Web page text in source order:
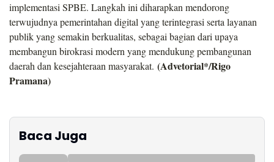
implementasi SPBE. Langkah ini diharapkan mendorong
terwujudnya pemerintahan digital yang terintegrasi serta layanan
publik yang semakin berkualitas, sebagai bagian dari upaya
membangun birokrasi modern yang mendukung pembangunan
daerah dan kesejahteraan masyarakat. (Advetorial*/Rigo
Pramana)
Baca Juga